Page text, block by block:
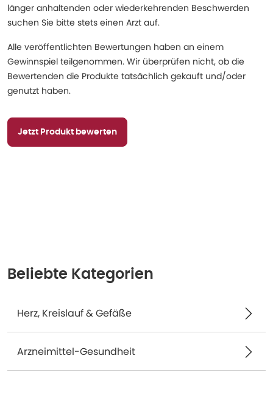
länger anhaltenden oder wiederkehrenden Beschwerden
suchen Sie bitte stets einen Arzt auf.
Alle veröffentlichten Bewertungen haben an einem
Gewinnspiel teilgenommen. Wir überprüfen nicht, ob die
Bewertenden die Produkte tatsächlich gekauft und/oder
genutzt haben.
Jetzt Produkt bewerten
Beliebte Kategorien
Herz, Kreislauf & Gefäße
Arzneimittel-Gesundheit